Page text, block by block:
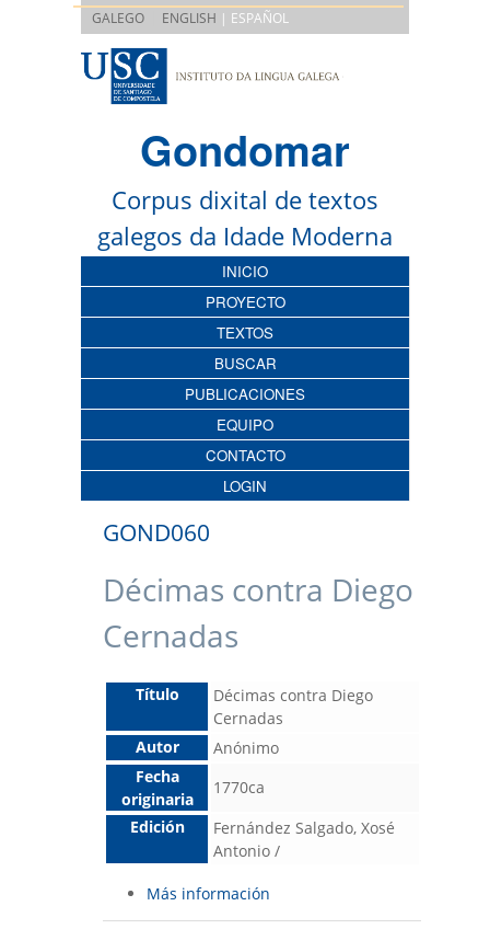
GALEGO ENGLISH | ESPAÑOL
Gondomar
Corpus dixital de textos
galegos da Idade Moderna
INICIO
PROYECTO
TEXTOS
BUSCAR
PUBLICACIONES
EQUIPO
CONTACTO
LOGIN
GOND060
Décimas contra Diego
Cernadas
Título
Décimas contra Diego
Cernadas
Autor
Anónimo
Fecha
originaria
1770ca
Edición
Fernández Salgado, Xosé
Antonio /
Más información